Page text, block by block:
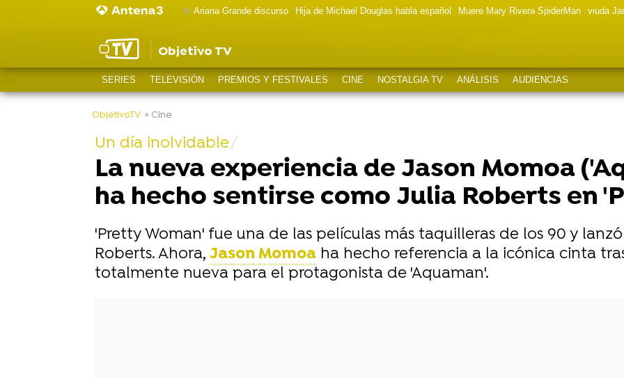
Ariana Grande discurso Hija de Michael Douglas habla español Muere Mary Rivera SpiderMan viuda
Objetivo TV
SERIES TELEVISIÓN PREMIOS Y FESTIVALES CINE NOSTALGIA TV ANÁLISIS AUDIENCIAS
-
ObjetivoTV » Cine
Un día inolvidable
La nueva experiencia de Jason Momoa
ha hecho sentirse como Julia Roberts en
'Pretty Woman' fue una de las películas más taquilleras de los 90 y
Roberts. Ahora, Jason Momoa ha hecho referencia a la icónica cinta
totalmente nueva para el protagonista de 'Aquaman'.